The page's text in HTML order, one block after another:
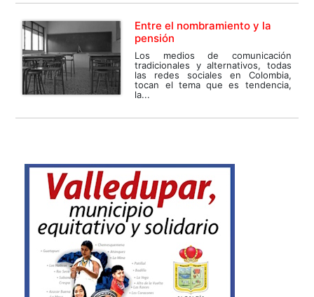
Entre el nombramiento y la
pensión
Los medios de comunicación
tradicionales y alternativos, todas
las redes sociales en Colombia,
tocan el tema que es tendencia,
la...